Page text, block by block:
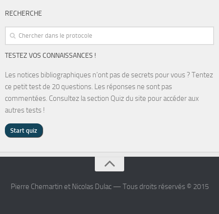
RECHERCHE
TESTEZ VOS CONNAISSANCES !
Les notices bibliographiques n’ont pas de secrets pour vous ? Tentez
ce petit test de 20 questions. Les réponses ne sont pas
commentées. Consultez la section Quiz du site pour accéder aux
autres tests !
Pierre Chemartin et Nicolas Dulac — Tous droits réservés © 2015